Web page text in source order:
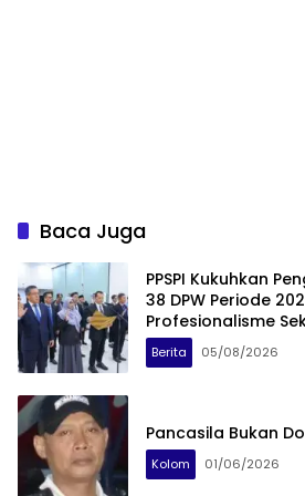
Baca Juga
PPSPI Kukuhkan
38 DPW Periode
Profesionalisme
Berita 05/08/2026
Pancasila Bukan
Kolom 01/06/2026